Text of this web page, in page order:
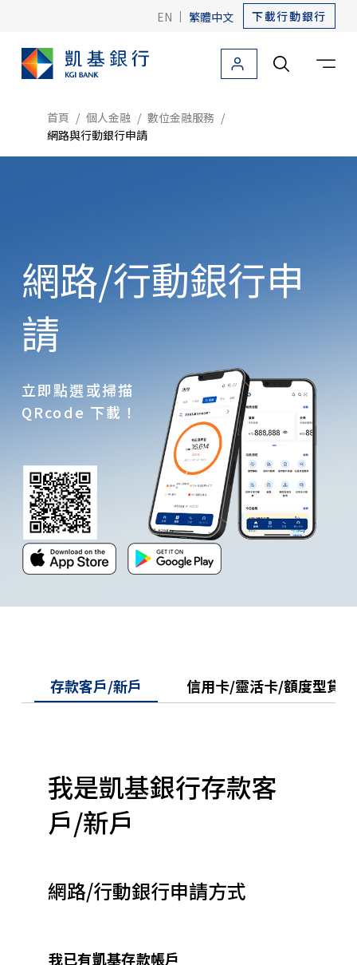
EN | 繁體中文 下載行動銀行
個人金融 法人金融 關於凱基 友善金融
個人金融首頁
存款
外匯
投資理財
財富管理
數位金融首頁
行動/網路銀行
申請方式
操作指南
常見問題
最新活動
常用快捷
登入網路銀行
設定/忘記密碼
友善金融服務專區
集團成員
服務據點
首頁 個人金融
數位金融服務
網路與行動銀行申請
網路/行動銀行申
請
立即點選或掃描
QRcode 下載！
存款客戶/新戶 信用卡/靈活卡/額度型貸
我是凱基銀行存款客
戶/新戶
網路/行動銀行申請方式
我已有凱基存款帳戶